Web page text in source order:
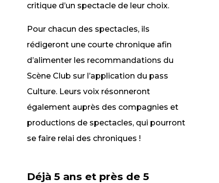
critique d’un spectacle de leur choix.
Pour chacun des spectacles, ils
rédigeront une courte chronique afin
d’alimenter les recommandations du
Scène Club sur l’application du pass
Culture. Leurs voix résonneront
également auprès des compagnies et
productions de spectacles, qui pourront
se faire relai des chroniques !
Déjà 5 ans et près de 5